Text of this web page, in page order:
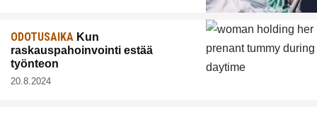
ODOTUSAIKA Kun
raskauspahoinvointi estää
työnteon
20.8.2024